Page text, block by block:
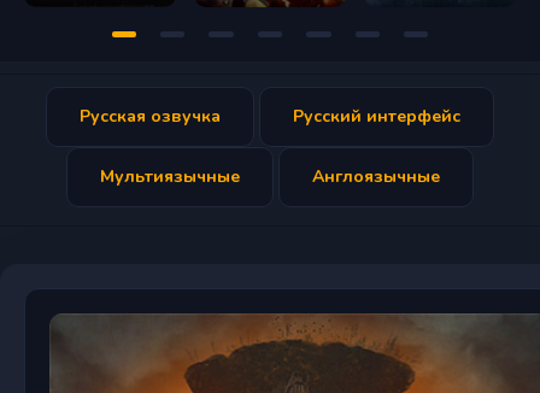
Русская озвучка Русский интерфейс
Мультиязычные Англоязычные